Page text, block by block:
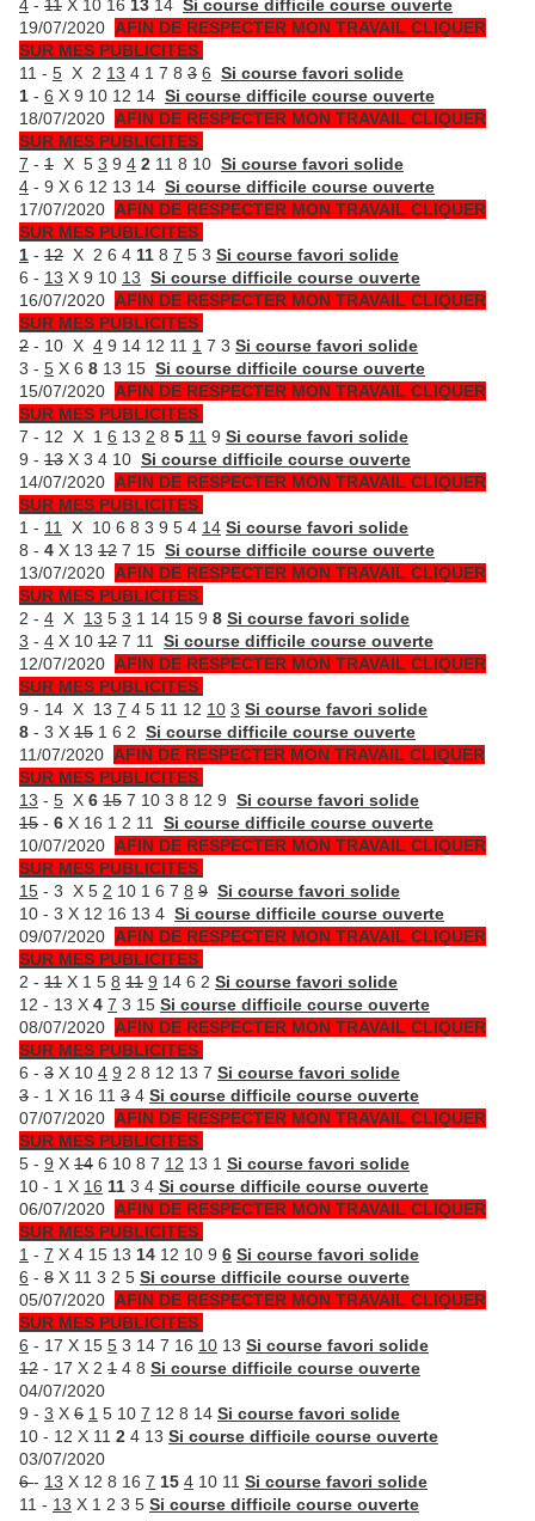
4 - 11 X 10 16 13 14 Si course difficile course ouverte
19/07/2020 AFIN DE RESPECTER MON TRAVAIL CLIQUER
SUR MES PUBLICITES
11 - 5 X 2 13 4 1 7 8 3 6 Si course favori solide
1 - 6 X 9 10 12 14 Si course difficile course ouverte
18/07/2020 AFIN DE RESPECTER MON TRAVAIL CLIQUER
SUR MES PUBLICITES
7 - 1 X 5 3 9 4 2 11 8 10 Si course favori solide
4 - 9 X 6 12 13 14 Si course difficile course ouverte
17/07/2020 AFIN DE RESPECTER MON TRAVAIL CLIQUER
SUR MES PUBLICITES
1 - 12 X 2 6 4 11 8 7 5 3 Si course favori solide
6 - 13 X 9 10 13 Si course difficile course ouverte
16/07/2020 AFIN DE RESPECTER MON TRAVAIL CLIQUER
SUR MES PUBLICITES
2 - 10 X 4 9 14 12 11 1 7 3 Si course favori solide
3 - 5 X 6 8 13 15 Si course difficile course ouverte
15/07/2020 AFIN DE RESPECTER MON TRAVAIL CLIQUER
SUR MES PUBLICITES
7 - 12 X 1 6 13 2 8 5 11 9 Si course favori solide
9 - 13 X 3 4 10 Si course difficile course ouverte
14/07/2020 AFIN DE RESPECTER MON TRAVAIL CLIQUER
SUR MES PUBLICITES
1 - 11 X 10 6 8 3 9 5 4 14 Si course favori solide
8 - 4 X 13 12 7 15 Si course difficile course ouverte
13/07/2020 AFIN DE RESPECTER MON TRAVAIL CLIQUER
SUR MES PUBLICITES
2 - 4 X 13 5 3 1 14 15 9 8 Si course favori solide
3 - 4 X 10 12 7 11 Si course difficile course ouverte
12/07/2020 AFIN DE RESPECTER MON TRAVAIL CLIQUER
SUR MES PUBLICITES
9 - 14 X 13 7 4 5 11 12 10 3 Si course favori solide
8 - 3 X 15 1 6 2 Si course difficile course ouverte
11/07/2020 AFIN DE RESPECTER MON TRAVAIL CLIQUER
SUR MES PUBLICITES
13 - 5 X 6 15 7 10 3 8 12 9 Si course favori solide
15 - 6 X 16 1 2 11 Si course difficile course ouverte
10/07/2020 AFIN DE RESPECTER MON TRAVAIL CLIQUER
SUR MES PUBLICITES
15 - 3 X 5 2 10 1 6 7 8 9 Si course favori solide
10 - 3 X 12 16 13 4 Si course difficile course ouverte
09/07/2020 AFIN DE RESPECTER MON TRAVAIL CLIQUER
SUR MES PUBLICITES
2 - 11 X 1 5 8 11 9 14 6 2 Si course favori solide
12 - 13 X 4 7 3 15 Si course difficile course ouverte
08/07/2020 AFIN DE RESPECTER MON TRAVAIL CLIQUER
SUR MES PUBLICITES
6 - 3 X 10 4 9 2 8 12 13 7 Si course favori solide
3 - 1 X 16 11 3 4 Si course difficile course ouverte
07/07/2020 AFIN DE RESPECTER MON TRAVAIL CLIQUER
SUR MES PUBLICITES
5 - 9 X 14 6 10 8 7 12 13 1 Si course favori solide
10 - 1 X 16 11 3 4 Si course difficile course ouverte
06/07/2020 AFIN DE RESPECTER MON TRAVAIL CLIQUER
SUR MES PUBLICITES
1 - 7 X 4 15 13 14 12 10 9 6 Si course favori solide
6 - 8 X 11 3 2 5 Si course difficile course ouverte
05/07/2020 AFIN DE RESPECTER MON TRAVAIL CLIQUER
SUR MES PUBLICITES
6 - 17 X 15 5 3 14 7 16 10 13 Si course favori solide
12 - 17 X 2 1 4 8 Si course difficile course ouverte
04/07/2020
9 - 3 X 6 1 5 10 7 12 8 14 Si course favori solide
10 - 12 X 11 2 4 13 Si course difficile course ouverte
03/07/2020
6- 13 X 12 8 16 7 15 4 10 11 Si course favori solide
11 - 13 X 1 2 3 5 Si course difficile course ouverte